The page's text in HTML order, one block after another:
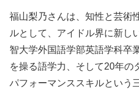
福山梨乃さんは、知性と芸術
ルとして、アイドル界に新し
智大学外国語学部英語学科卒
を操る語学力、そして20年の
パフォーマンススキルという